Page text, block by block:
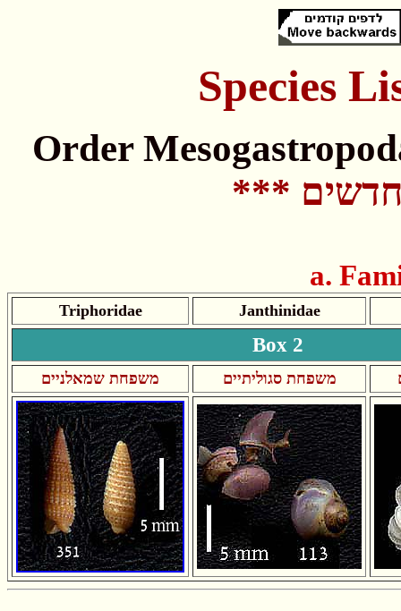
Species
Order
וחדשים
Triphoridae Janthinidae
Box 2
משפחת שמאלניים משפחת סגוליתיים